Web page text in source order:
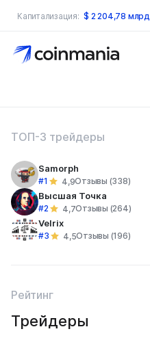
Капитализация: $ 2 204,78 млрд
по сайту
ТОП-3 трейдеры
Samorph
#1 4,9Отзывы (338)
Высшая Точка
#2 4,7Отзывы (264)
Velrix
#3 4,5Отзывы (196)
Рейтинг
Трейдеры